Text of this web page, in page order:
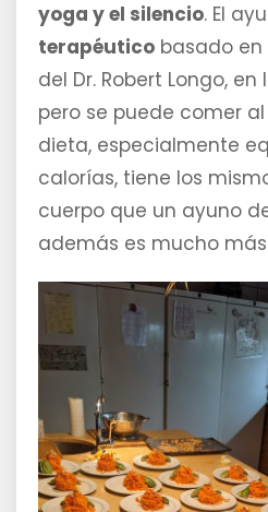
yoga y el silencio. El
terapéutico basado en
del Dr. Robert Longo,
pero se puede comer
dieta, especialmente
calorías, tiene los
cuerpo que un ayuno
además es mucho